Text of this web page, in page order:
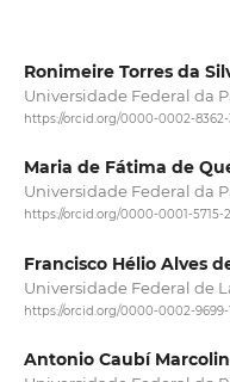
Ronimeire Torres da
Universidade Federal da
https://orcid.org/0000-0002-
Maria de Fátima de
Universidade Federal da
https://orcid.org/0000-0001-5715-
Francisco Hélio Alves
Universidade Federal de
https://orcid.org/0000-0002-9699-
Antonio Caubí